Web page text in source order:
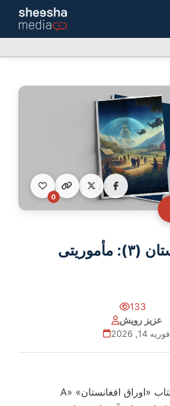
0
اوراق افغانستان (۳): مأموریتی
133
عزیز رویش
فوریه 14, 2026
عنوان فصل اول کتاب «اوراق افغانستان» «A